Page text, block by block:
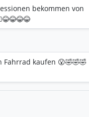
bekommen von
kaufen 😮🤣🤣🤣